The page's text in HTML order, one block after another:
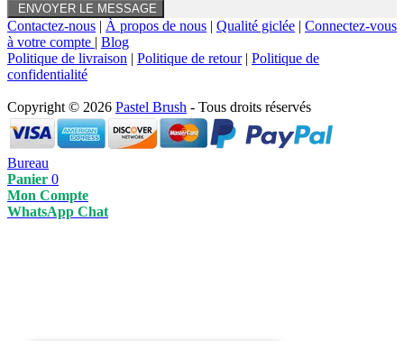
Contactez-nous | À propos de nous | Qualité giclée | Connectez-vous
à votre compte | Blog
Politique de livraison | Politique de retour| Politique de
confidentialité
Copyright © 2026 Pastel Brush - Tous droits réservés
Bureau
Panier 0
Mon Compte
WhatsApp Chat